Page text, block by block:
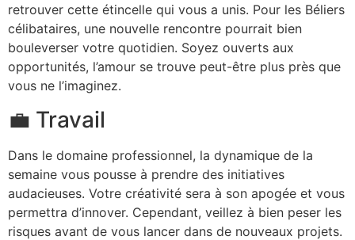
retrouver cette étincelle qui vous a unis. Pour les Béliers
célibataires, une nouvelle rencontre pourrait bien
bouleverser votre quotidien. Soyez ouverts aux
opportunités, l’amour se trouve peut-être plus près que
vous ne l’imaginez.
💼 Travail
Dans le domaine professionnel, la dynamique de la
semaine vous pousse à prendre des initiatives
audacieuses. Votre créativité sera à son apogée et vous
permettra d’innover. Cependant, veillez à bien peser les
risques avant de vous lancer dans de nouveaux projets.